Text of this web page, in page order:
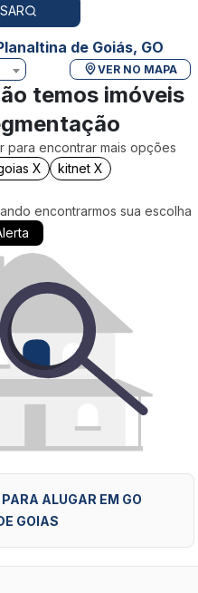
de Goiás, GO
VER NO MAPA
temos imóveis
para encontrar mais opções
X
kitnet X
encontrarmos sua escolha
ALUGAR EM GO
GOIAS